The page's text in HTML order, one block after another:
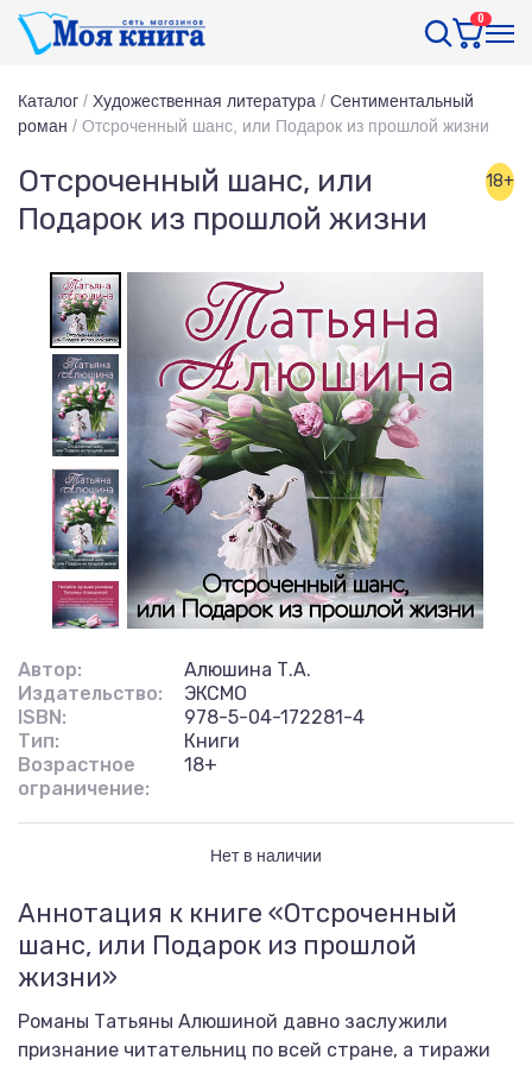
0
Каталог / Художественная литература / Сентиментальный
роман / Отсроченный шанс, или Подарок из прошлой жизни
Отсроченный шанс, или
Подарок из прошлой жизни
18+
Автор:
Алюшина Т.А.
Издательство:
ЭКСМО
ISBN:
978-5-04-172281-4
Тип:
Книги
Возрастное
ограничение:
18+
Нет в наличии
Аннотация к книге «Отсроченный
шанс, или Подарок из прошлой
жизни»
Романы Татьяны Алюшиной давно заслужили
признание читательниц по всей стране, а тиражи